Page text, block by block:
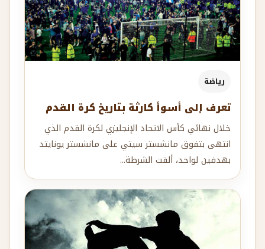
رياضة
تعرف إلى أسوأ كارثة بتاريخ كرة القدم
خلال نهائي كأس الاتحاد الإنجليزي لكرة القدم الذي
انتهى بتفوق مانشستر سيتي على مانشستر يونايتد
بهدفين لواحد، ألقت الشرطة...